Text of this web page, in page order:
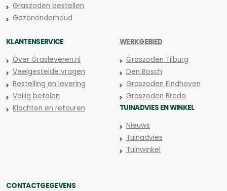
Graszoden bestellen
Gazononderhoud
KLANTENSERVICE
Over Grasleveren.nl
Veelgestelde vragen
Bestelling en levering
Veilig betalen
Klachten en retouren
WERKGEBIED
Graszoden Tilburg
Den Bosch
Graszoden Eindhoven
Graszoden Breda
TUINADVIES EN WINKEL
Nieuws
Tuinadvies
Tuinwinkel
CONTACTGEGEVENS